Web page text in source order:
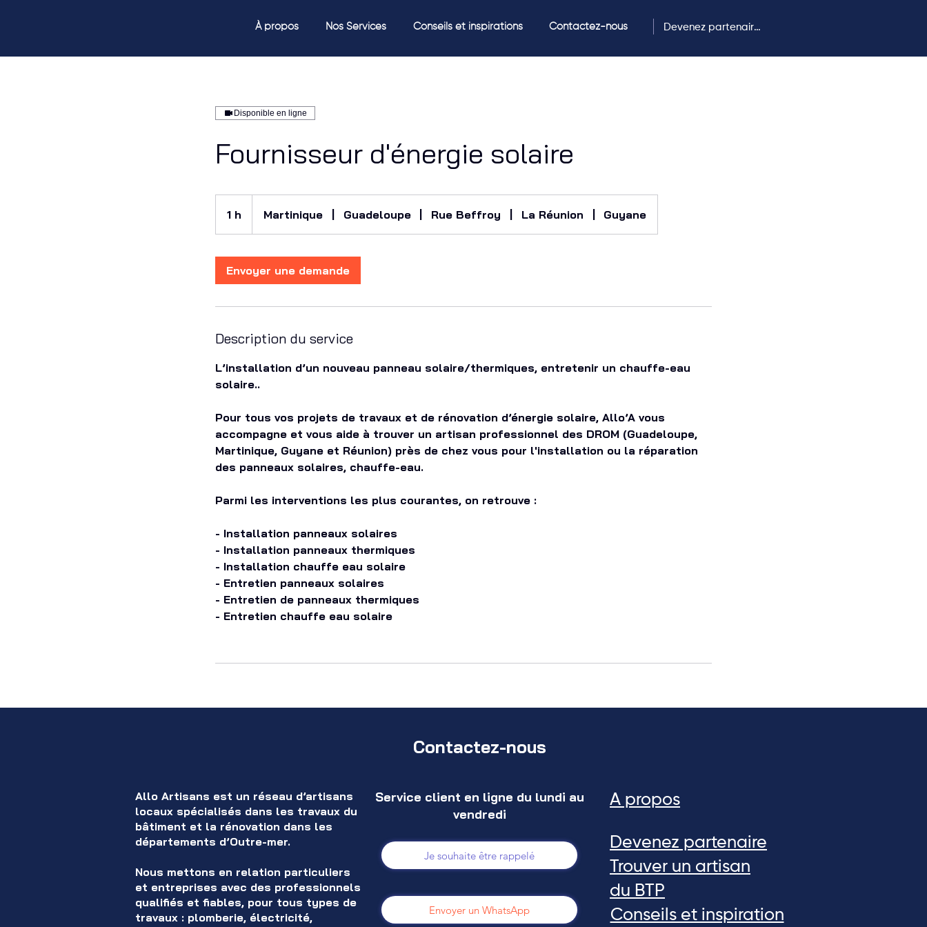
À propos Nos Services Conseils et inspirations Contactez-nous Devenez partenaire !
Disponible en ligne
Fournisseur d'énergie solaire
1 h Martinique Guadeloupe Rue Beffroy La Réunion Guyane
Envoyer une demande
Description du service
L’installation d’un nouveau panneau solaire/thermiques, entretenir un chauffe-eau
solaire..
Pour tous vos projets de travaux et de rénovation d’énergie solaire, Allo’A vous
accompagne et vous aide à trouver un artisan professionnel des DROM (Guadeloupe,
Martinique, Guyane et Réunion) près de chez vous pour l'installation ou la réparation
des panneaux solaires, chauffe-eau.
Parmi les interventions les plus courantes, on retrouve :
- Installation panneaux solaires
- Installation panneaux thermiques
- Installation chauffe eau solaire
- Entretien panneaux solaires
- Entretien de panneaux thermiques
- Entretien chauffe eau solaire
Contactez-nous
Allo Artisans est un réseau d’artisans
locaux spécialisés dans les travaux du
bâtiment et la rénovation dans les
départements d’Outre-mer.
Nous mettons en relation particuliers
et entreprises avec des professionnels
qualifiés et fiables, pour tous types de
travaux : plomberie, électricité,
Service client en ligne du lundi au
vendredi
Je souhaite être rappelé
Envoyer un WhatsApp
A propos
Devenez partenaire
Trouver un artisan
du BTP
Conseils et inspiration